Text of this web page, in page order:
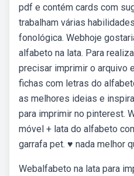
pdf e contém cards com
trabalham várias
fonológica. Webhoje
alfabeto na lata. Para
precisar imprimir o arquivo
fichas com letras do
as melhores ideias e
para imprimir no pinterest.
móvel + lata do alfabeto
garrafa pet. ♥️ nada melhor
Webalfabeto na lata para